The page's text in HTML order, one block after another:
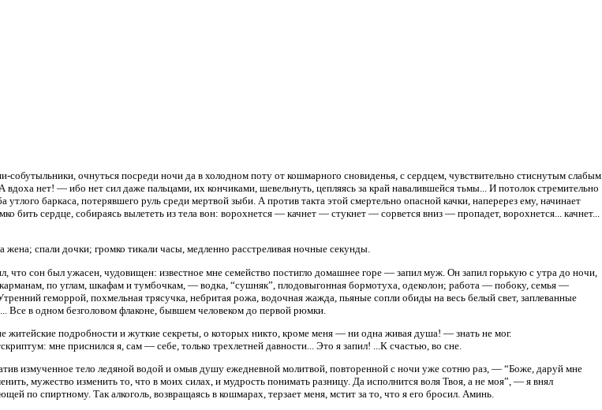
собутыльники, очнуться посреди ночи да в холодном поту от кошмарного сновиденья, с сердцем, чувствительно стиснутым слабым
нет! — ибо нет сил даже пальцами, их кончиками, шевельнуть, цепляясь за край навалившейся тьмы... И потолок стремительно
баркаса, потерявшего руль среди мертвой зыби. А против такта этой смертельно опасной качки, наперерез ему, начинает
бить сердце, собираясь вылететь из тела вон: ворохнется — качнет — стукнет — сорвется вниз — пропадет, ворохнется... качнет...
жена; спали дочки; громко тикали часы, медленно расстреливая ночные секунды.
что сон был ужасен, чудовищен: известное мне семейство постигло домашнее горе — запил муж. Он запил горькую с утра до ночи,
по углам, шкафам и тумбочкам, — водка, “сушняк”, плодовыгонная бормотуха, одеколон; работа — побоку, семья —
геморрой, похмельная трясучка, небритая рожа, водочная жажда, пьяные сопли обиды на весь белый свет, заплеванные
Все в одном безголовом флаконе, бывшем человеком до первой рюмки.
подробности и жуткие секреты, о которых никто, кроме меня — ни одна живая душа! — знать не мог.
мне приснился я, сам — себе, только трехлетней давности... Это я запил! ...К счастью, во сне.
измученное тело ледяной водой и омыв душу ежедневной молитвой, повторенной с ночи уже сотню раз, — “Боже, даруй мне
мужество изменить то, что в моих силах, и мудрость понимать разницу. Да исполнится воля Твоя, а не моя”, — я внял
по спиртному. Так алкоголь, возвращаясь в кошмарах, терзает меня, мстит за то, что я его бросил. Аминь.